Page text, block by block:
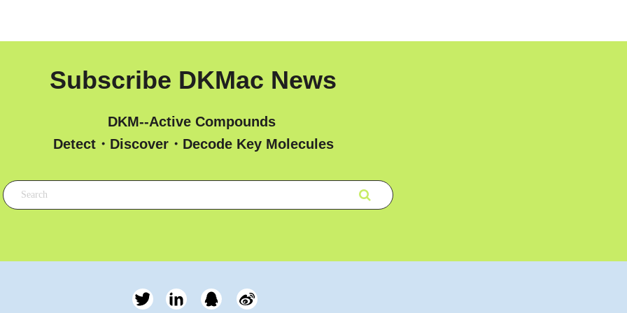
Subscribe DKMac News
DKM--Active Compounds
Detect・Discover・Decode Key Molecules